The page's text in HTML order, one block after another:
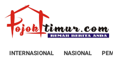
INTERNASIONAL NASIONAL